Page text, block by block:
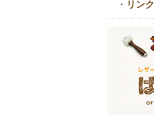
・ リンク